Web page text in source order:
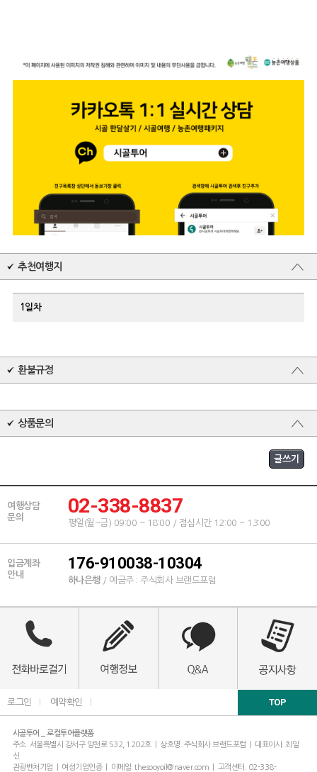
추천여행지
1일차
환불규정
상품문의
여행상담
문의
02-338-8837
평일(월~금) 09:00 ~ 18:00 / 점심시간 12:00 ~ 13:00
입금계좌
안내
176-910038-10304
하나은행/ 예금주 : 주식회사 브랜드포럼
로그인 예약확인 TOP
시골투어 _ 로컬투어플랫폼
주소. 서울특별시 강서구 양천로 532, 1202호 | 상호명. 주식회사 브랜드포럼 | 대표이사. 최일
신
관광벤처기업 | 여성기업인증 | 이메일. thesooyoil@naver.com | 고객센터. 02-338-